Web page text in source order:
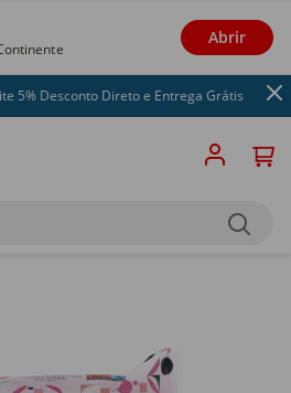
Abrir
5% Desconto Direto e Entrega Grátis